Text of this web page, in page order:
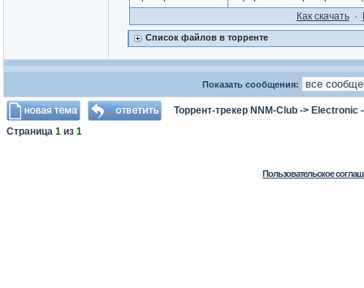
Как cкачать·
Список файлов в торренте
Показать сообщения:
Торрент-трекер NNM-Club -> Electronic
Страница 1 из 1
Пользовательское